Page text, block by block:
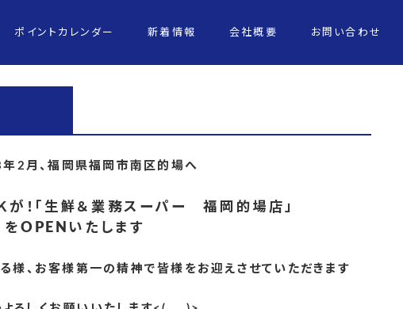
ポイントカレンダー 新着情報 会社概要 お問い合わせ
2月、福岡県福岡市南区的場へ
が！「生鮮＆業務スーパー 福岡的場店」
をOPENいたします
様、お客様第一の精神で皆様をお迎えさせていただきます